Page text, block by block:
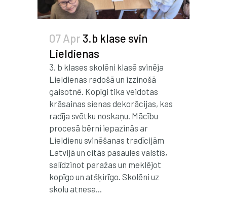
07 Apr 3.b klase svin
Lieldienas
3. b klases skolēni klasē svinēja
Lieldienas radošā un izzinošā
gaisotnē. Kopīgi tika veidotas
krāsainas sienas dekorācijas, kas
radīja svētku noskaņu. Mācību
procesā bērni iepazinās ar
Lieldienu svinēšanas tradīcijām
Latvijā un citās pasaules valstīs,
salīdzinot paražas un meklējot
kopīgo un atšķirīgo. Skolēni uz
skolu atnesa...